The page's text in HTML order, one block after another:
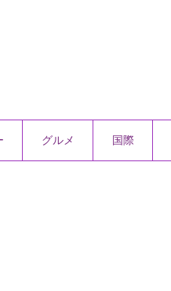
グルメ 国際